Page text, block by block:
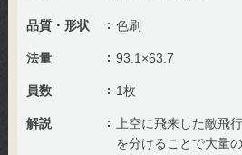
品質・形状 色刷
法量 93.1×63.7
員数 1枚
解説
上空に飛来した敵飛
を分けることで大量